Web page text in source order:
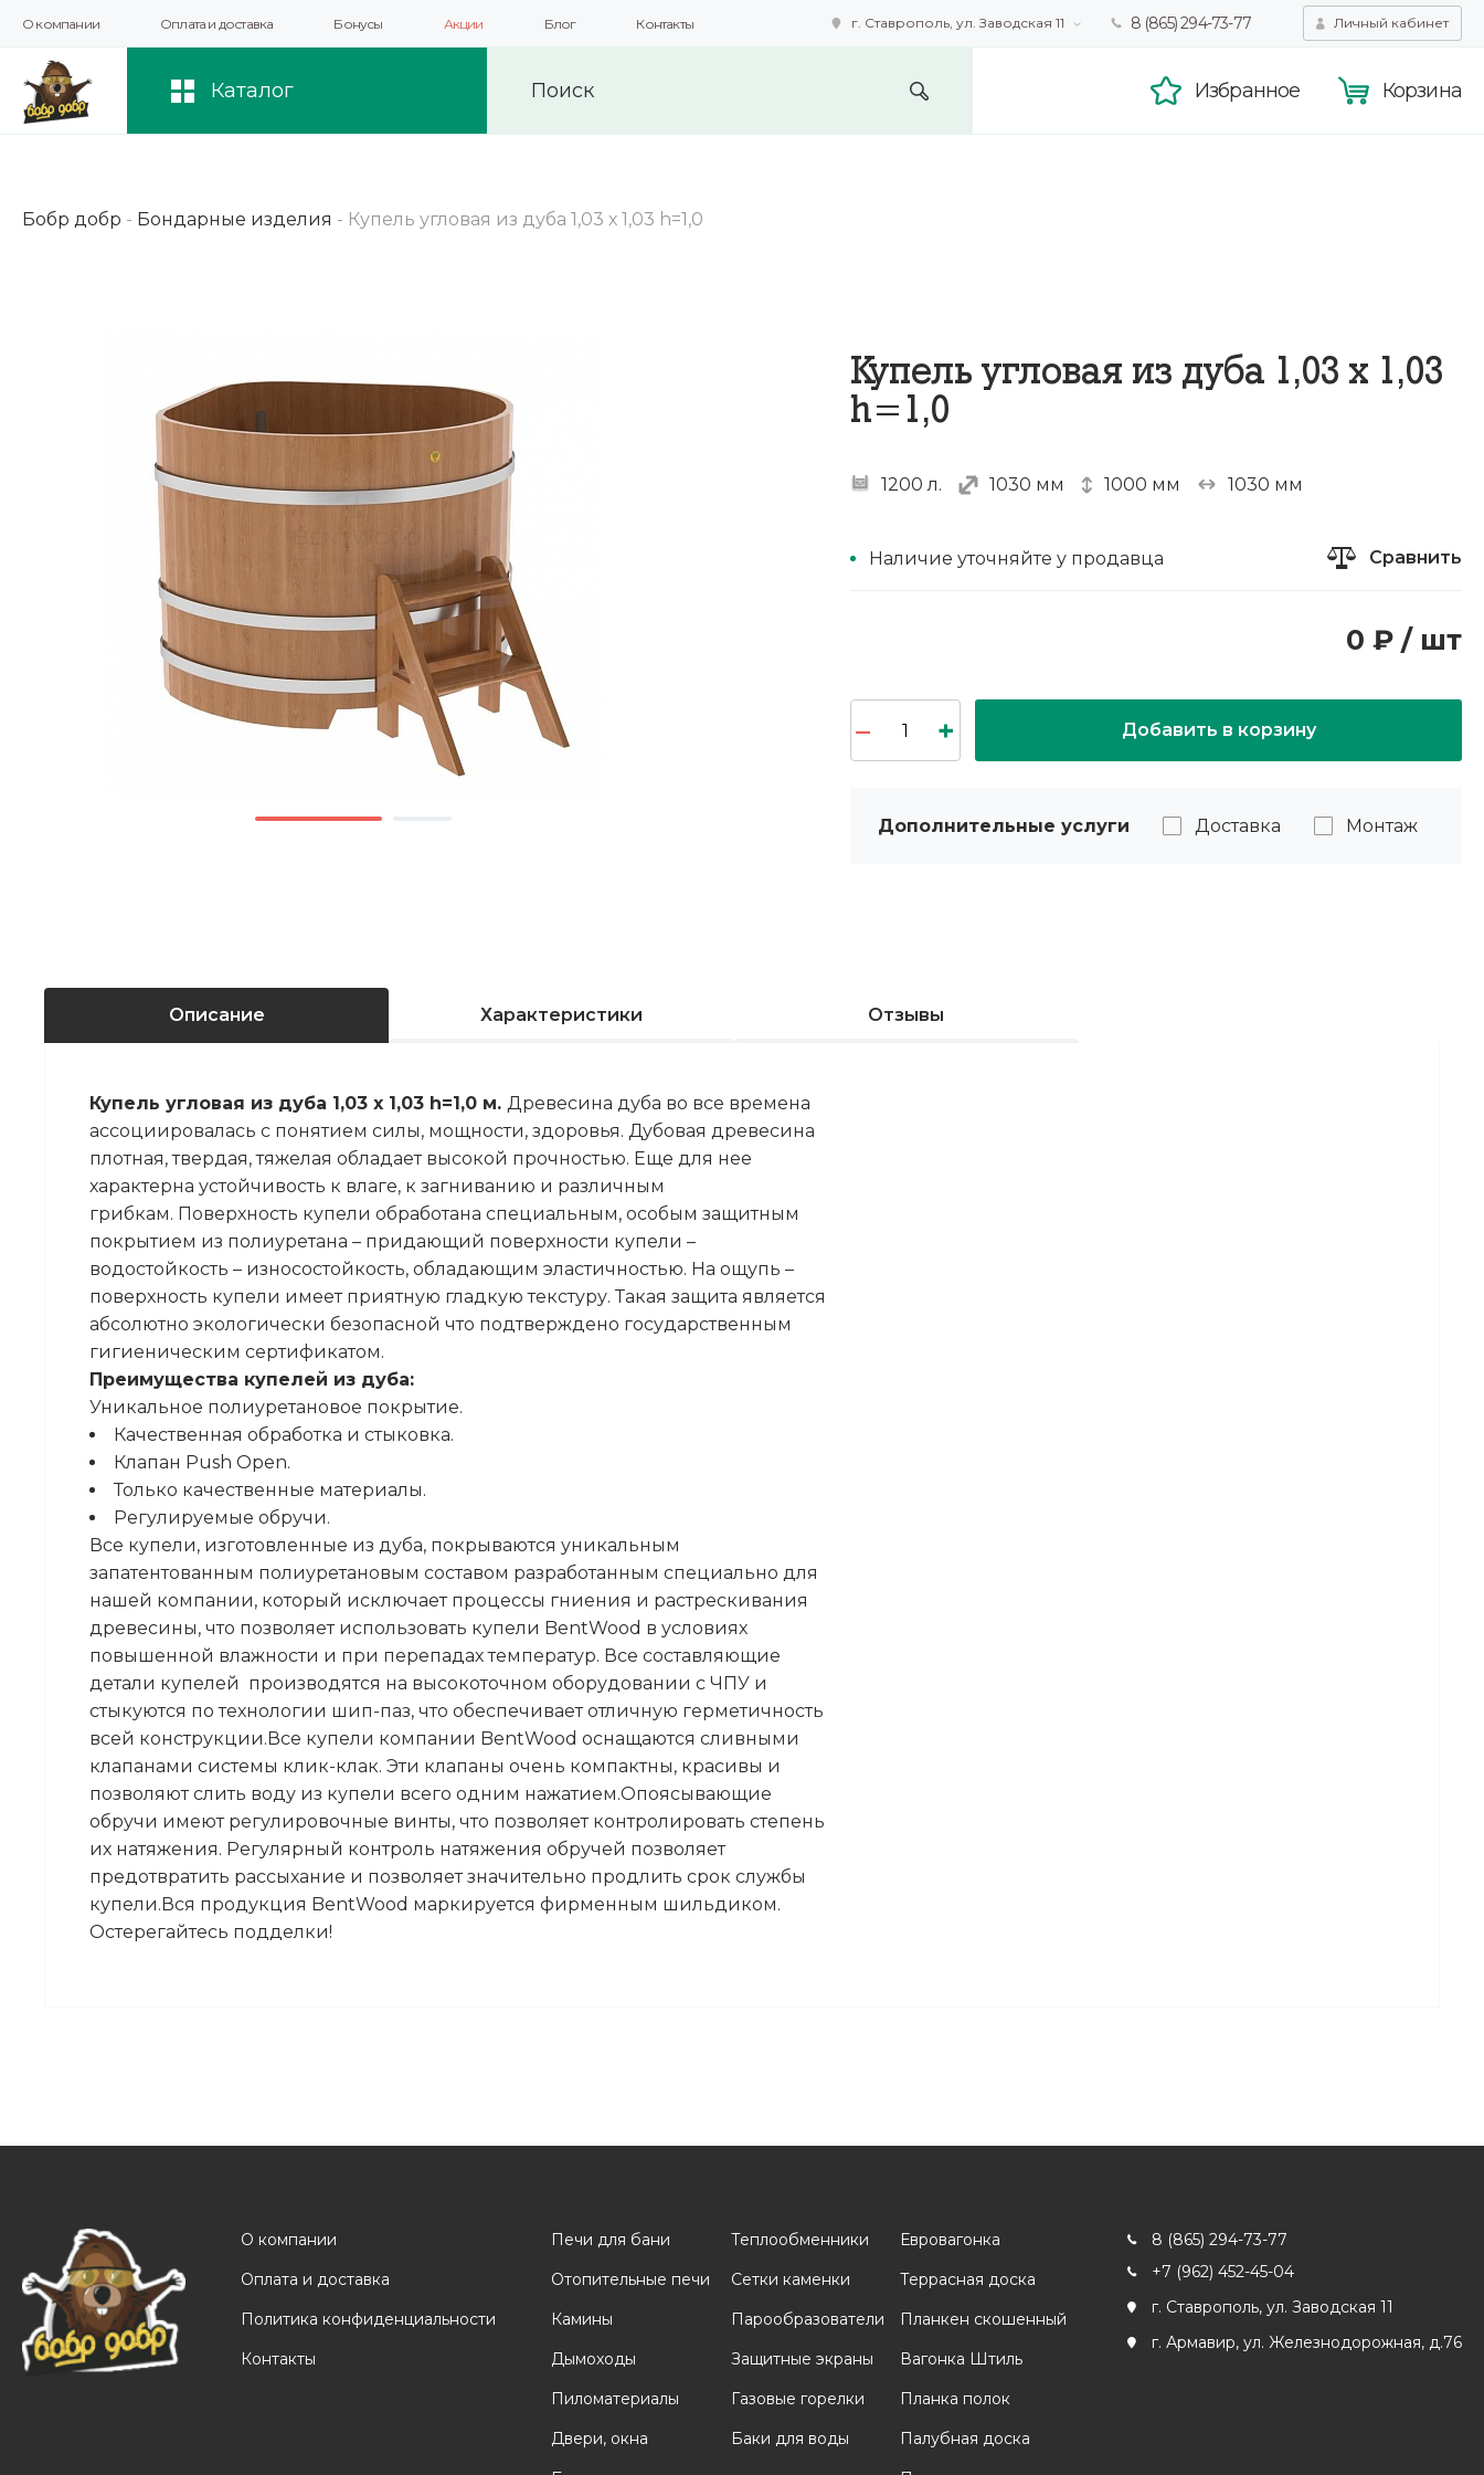
О компании Оплата и доставка Бонусы Акции Блог Контакты г. Ставрополь, ул. Заводская 11 8 (865) 294-73-77 Личный кабинет
Каталог Избранное Корзина
Бобр добр - Бондарные изделия - Купель угловая из дуба 1,03 х 1,03 h=1,0
Купель угловая из дуба 1,03 х 1,03
h=1,0
1200 л. 1030 мм 1000 мм 1030 мм
Наличие уточняйте у продавца Сравнить
0 ₽ / шт
Добавить в корзину
Дополнительные услуги Доставка Монтаж
Описание Характеристики Отзывы
Купель угловая из дуба 1,03 х 1,03 h=1,0 м. Древесина дуба во все времена
ассоциировалась с понятием силы, мощности, здоровья. Дубовая древесина
плотная, твердая, тяжелая обладает высокой прочностью. Еще для нее
характерна устойчивость к влаге, к загниванию и различным
грибкам. Поверхность купели обработана специальным, особым защитным
покрытием из полиуретана – придающий поверхности купели –
водостойкость – износостойкость, обладающим эластичностью. На ощупь –
поверхность купели имеет приятную гладкую текстуру. Такая защита является
абсолютно экологически безопасной что подтверждено государственным
гигиеническим сертификатом.
Преимущества купелей из дуба:
Уникальное полиуретановое покрытие.
Качественная обработка и стыковка.
Клапан Push Open.
Только качественные материалы.
Регулируемые обручи.
Все купели, изготовленные из дуба, покрываются уникальным
запатентованным полиуретановым составом разработанным специально для
нашей компании, который исключает процессы гниения и растрескивания
древесины, что позволяет использовать купели BentWood в условиях
повышенной влажности и при перепадах температур. Все составляющие
детали купелей производятся на высокоточном оборудовании с ЧПУ и
стыкуются по технологии шип-паз, что обеспечивает отличную герметичность
всей конструкции.Все купели компании BentWood оснащаются сливными
клапанами системы клик-клак. Эти клапаны очень компактны, красивы и
позволяют слить воду из купели всего одним нажатием.Опоясывающие
обручи имеют регулировочные винты, что позволяет контролировать степень
их натяжения. Регулярный контроль натяжения обручей позволяет
предотвратить рассыхание и позволяет значительно продлить срок службы
купели.Вся продукция BentWood маркируется фирменным шильдиком.
Остерегайтесь подделки!
О компании
Оплата и доставка
Политика конфиденциальности
Контакты
Печи для бани
Отопительные печи
Камины
Дымоходы
Пиломатериалы
Двери, окна
Теплообменники
Сетки каменки
Парообразователи
Защитные экраны
Газовые горелки
Баки для воды
Евровагонка
Террасная доска
Планкен скошенный
Вагонка Штиль
Планка полок
Палубная доска
8 (865) 294-73-77
+7 (962) 452-45-04
г. Ставрополь, ул. Заводская 11
г. Армавир, ул. Железнодорожная, д.76
Мы используем файлы cookie и другие подобные технологии для получения данных с целью сбора статистики,